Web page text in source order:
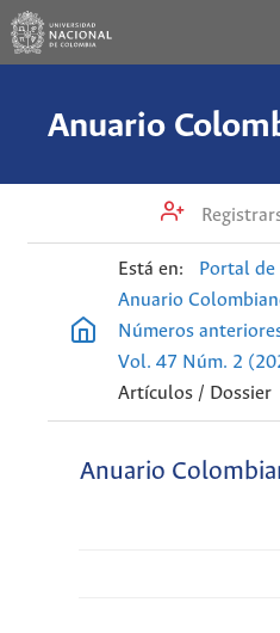
Está en: Portal de
Anuario
Números
Vol. 47 Núm. 2
Artículos / Dossier
Anuario